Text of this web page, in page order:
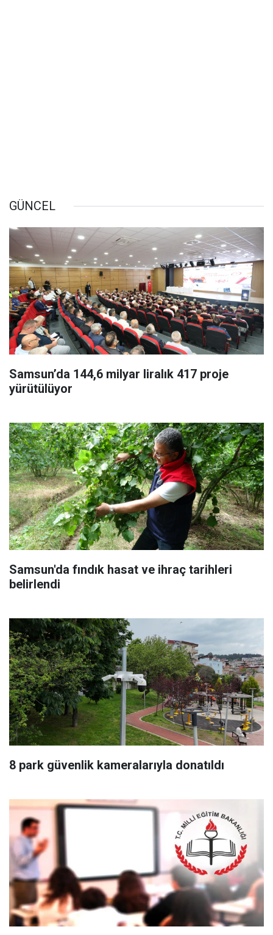
GÜNCEL
Samsun’da 144,6 milyar liralık 417 proje
yürütülüyor
Samsun'da fındık hasat ve ihraç tarihleri
belirlendi
8 park güvenlik kameralarıyla donatıldı